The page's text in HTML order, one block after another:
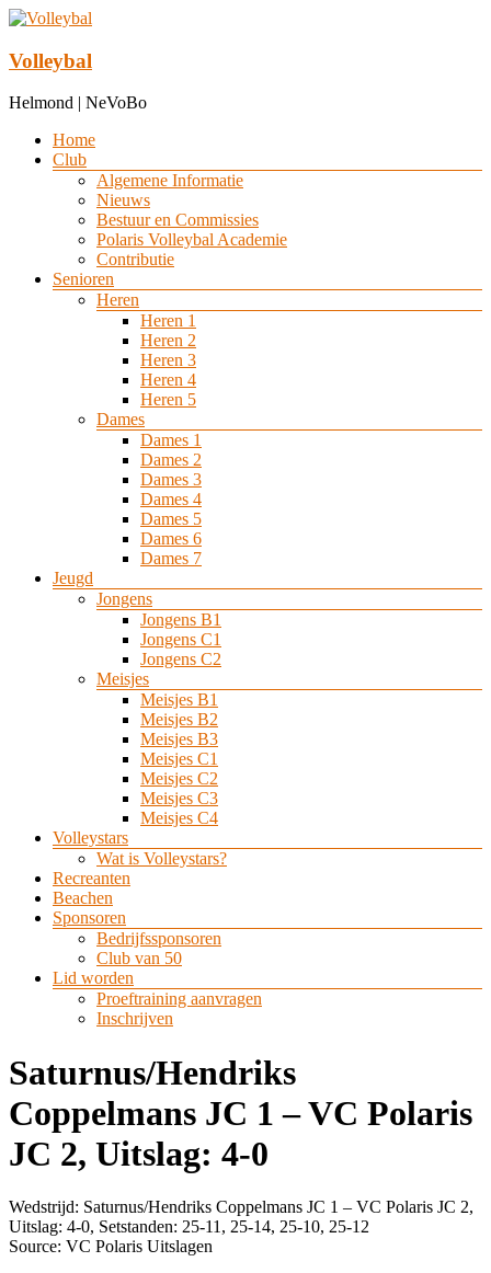
Ga
de
inhoud
Volleybal
Helmond | NeVoBo
Menu
Home
Club
Algemene Informatie
Nieuws
Bestuur en Commissies
Polaris Volleybal Academie
Contributie
Senioren
Heren
Heren 1
Heren 2
Heren 3
Heren 4
Heren 5
Dames
Dames 1
Dames 2
Dames 3
Dames 4
Dames 5
Dames 6
Dames 7
Jeugd
Jongens
Jongens B1
Jongens C1
Jongens C2
Meisjes
Meisjes B1
Meisjes B2
Meisjes B3
Meisjes C1
Meisjes C2
Meisjes C3
Meisjes C4
Volleystars
Wat is Volleystars?
Recreanten
Beachen
Sponsoren
Bedrijfssponsoren
Club van 50
Lid worden
Proeftraining aanvragen
Inschrijven
Saturnus/Hendriks
Coppelmans JC 1 – VC Polaris
JC 2, Uitslag: 4-0
Wedstrijd: Saturnus/Hendriks Coppelmans JC 1 – VC Polaris JC 2,
Uitslag: 4-0, Setstanden: 25-11, 25-14, 25-10, 25-12
Source: VC Polaris Uitslagen